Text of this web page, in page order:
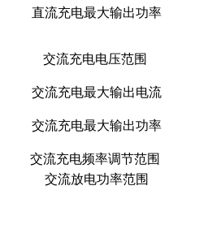
直流充电最大输出功率
交流充电电压范围
交流充电最大输出电流
交流充电最大输出功率
交流充电频率调节范围
交流放电功率范围